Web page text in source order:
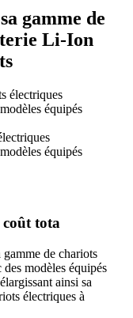
gamme de
Li-Ion
équipés
tota
de chariots
modèles équipés
ainsi sa
électriques à